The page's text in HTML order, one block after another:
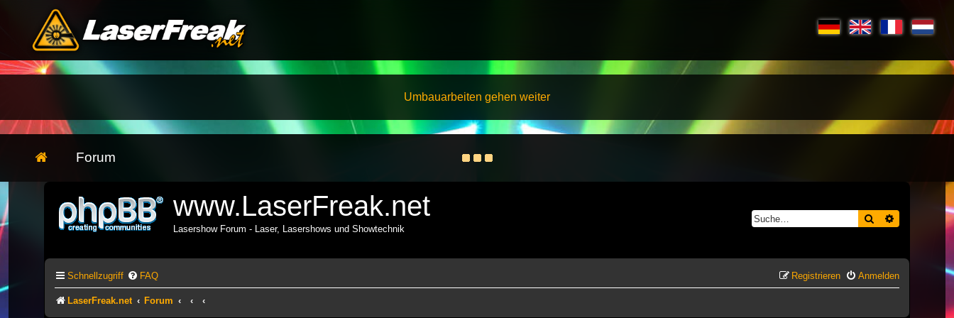
Umbauarbeiten gehen weiter
Forum
www.LaserFreak.net
Lasershow Forum - Laser, Lasershows und Showtechnik
Suche Erweiterte
Schnellzugriff FAQ Anmelden
Registrieren
LaserFreak.net Forum